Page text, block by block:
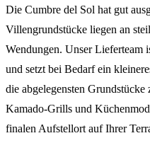
Die Cumbre del Sol hat gut
Villengrundstücke liegen an
Wendungen. Unser Lieferteam
und setzt bei Bedarf ein
die abgelegensten
Kamado-Grills und
finalen Aufstellort auf Ihrer